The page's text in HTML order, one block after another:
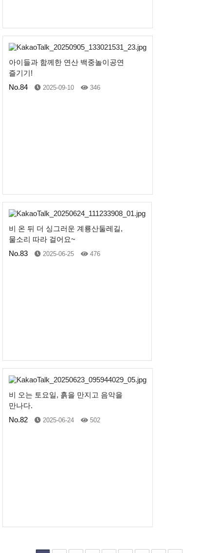
아이들과 함께한 연산 백중놀이공연
즐기기!
No.84
2025-09-10 346
비 온 뒤 더 싱그러운 계룡산둘레길,
물소리 따라 걸어요~
No.83
2025-06-25 476
비 오는 토요일, 흙을 만지고 음악을
만나다.
No.82
2025-06-24 502